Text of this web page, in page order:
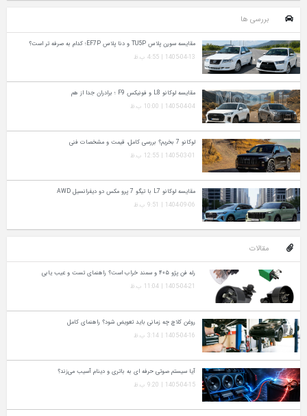
بررسی ها
مقایسه سورن پلاس TU5P و دنا پلاس EF7P؛ کدام به‌ صرفه‌ تر است؟
1405-04-13 | 4:55 ب.ظ
مقایسه لوکانو L8 و فونیکس F9 ؛ برادران جدا از هم
1405-04-04 | 10:00 ب.ظ
لوکانو 7 بخریم؟ بررسی کامل، قیمت و مشخصات فنی
1405-03-01 | 12:55 ب.ظ
مقایسه لوکانو L7 با تیگو 7 پرو مکس دو دیفرانسیل AWD
1404-09-06 | 9:51 ب.ظ
مقالات
رله فن پژو ۴۰۵ و سمند خراب است؟ راهنمای تست و عیب‌ یابی
1405-04-21 | 11:04 ب.ظ
روغن کلاچ چه زمانی باید تعویض شود؟ راهنمای کامل
1405-04-16 | 3:14 ب.ظ
آیا سیستم صوتی حرفه‌ ای به باتری و دینام آسیب می‌زند؟
1405-04-15 | 9:20 ب.ظ